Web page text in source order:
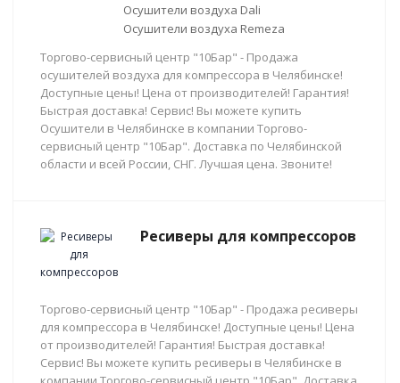
Осушители воздуха Dali
Осушители воздуха Remeza
Торгово-сервисный центр "10Бар" - Продажа
осушителей воздуха для компрессора в Челябинске!
Доступные цены! Цена от производителей! Гарантия!
Быстрая доставка! Сервис! Вы можете купить
Осушители в Челябинске в компании Торгово-
сервисный центр "10Бар". Доставка по Челябинской
области и всей России, СНГ. Лучшая цена. Звоните!
Ресиверы для компрессоров
Торгово-сервисный центр "10Бар" - Продажа ресиверы
для компрессора в Челябинске! Доступные цены! Цена
от производителей! Гарантия! Быстрая доставка!
Сервис! Вы можете купить ресиверы в Челябинске в